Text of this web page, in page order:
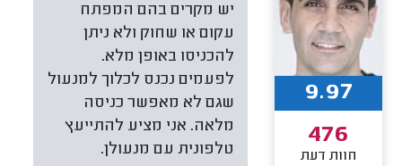
יש מקרים בהם המפתח
עקום או שחוק ולא ניתן
להכניסו באופן מלא.
לפעמים נכנס לכלוך למנעול
שגם לא מאפשר כניסה
מלאה. אני מציע להתייעץ
טלפונית עם מנעולן.
9.97
476
חוות דעת